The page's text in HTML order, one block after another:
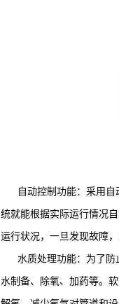
自动控制功能：采用自
统就能根据实际运行情况
运行状况，一旦发现故障
水质处理功能：为了防
水制备、除氧、加药等。